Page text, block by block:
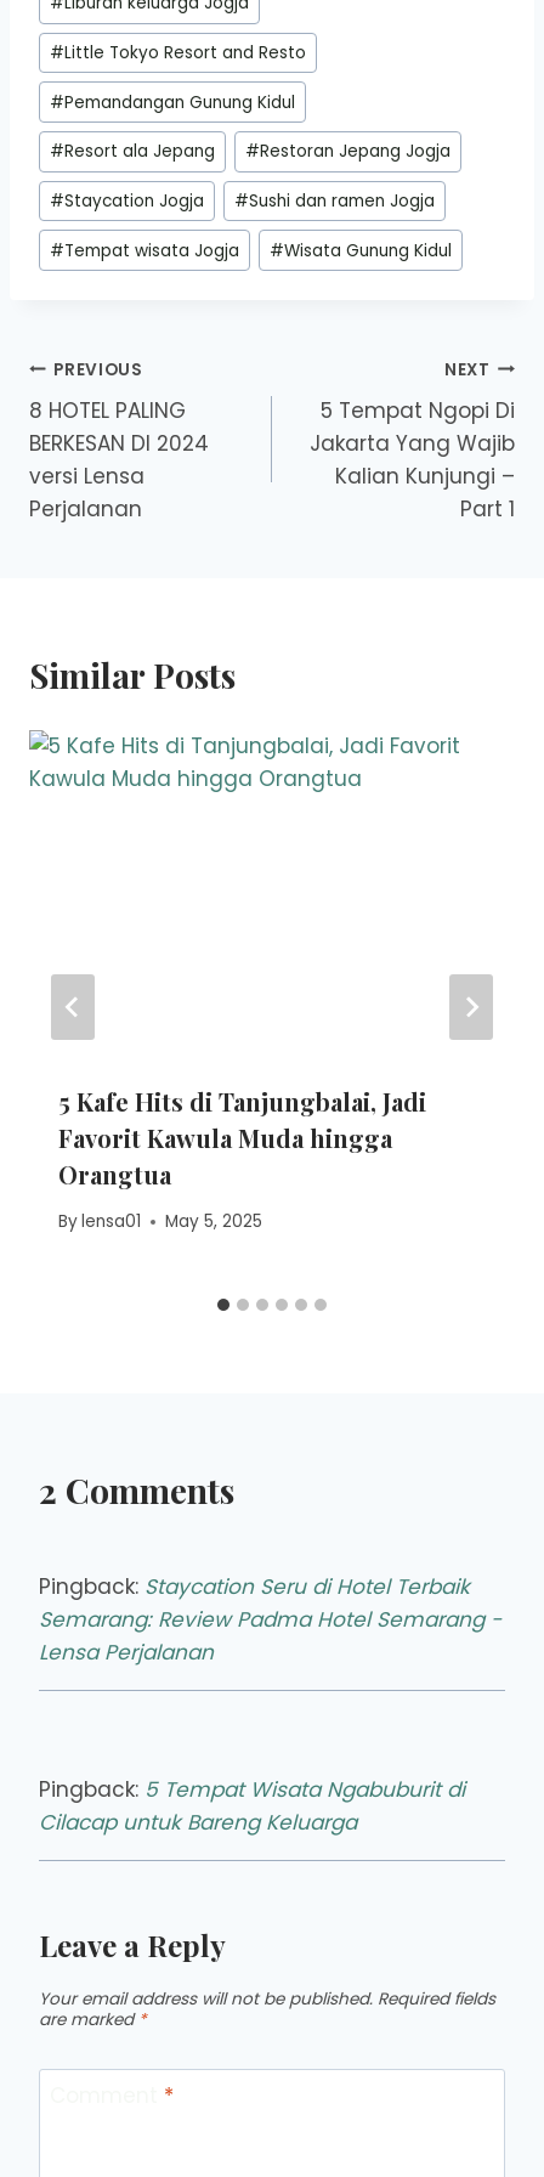
#Little Tokyo Resort and Resto
#Pemandangan Gunung Kidul
#Resort ala Jepang #Restoran Jepang Jogja
#Staycation Jogja #Sushi dan ramen Jogja
#Tempat wisata Jogja #Wisata Gunung Kidul
Post
navigation
PREVIOUS
8 HOTEL PALING
BERKESAN DI 2024
versi Lensa
Perjalanan
NEXT
5 Tempat Ngopi Di
Jakarta Yang Wajib
Kalian Kunjungi –
Part 1
Similar Posts
5 Kafe Hits di Tanjungbalai, Jadi
Favorit Kawula Muda hingga
Orangtua
Bylensa01 May 5, 2025
2 Comments
Pingback: Staycation Seru di Hotel Terbaik
Semarang: Review Padma Hotel Semarang -
Lensa Perjalanan
Pingback: 5 Tempat Wisata Ngabuburit di
Cilacap untuk Bareng Keluarga
Leave a Reply
Your email address will not be published. Required fields
are marked *
*